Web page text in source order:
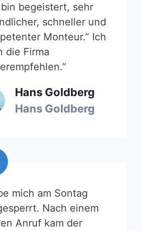
begeistert, sehr
schneller und
Monteur.” Ich
die Firma
Hans Goldberg
Hans Goldberg
mich am Sontag
Nach einem
Anruf kam der